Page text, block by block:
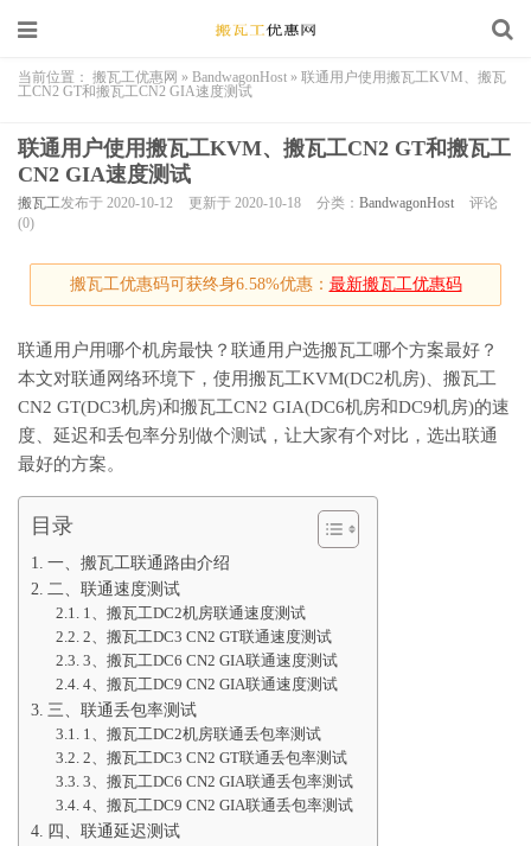
当前位置： 搬瓦工优惠网 » BandwagonHost » 联通用户使用搬瓦工KVM、搬瓦
工CN2 GT和搬瓦工CN2 GIA速度测试
联通用户使用搬瓦工KVM、搬瓦工CN2 GT和搬瓦工
CN2 GIA速度测试
搬瓦工发布于 2020-10-12 更新于 2020-10-18 分类： BandwagonHost
评论
(0)
搬瓦工优惠码可获终身6.58%优惠： 最新搬瓦工优惠码
联通用户用哪个机房最快？联通用户选搬瓦工哪个方案最好？
本文对联通网络环境下，使用搬瓦工KVM(DC2机房)、搬瓦工
CN2 GT(DC3机房)和搬瓦工CN2 GIA(DC6机房和DC9机房)的速
度、延迟和丢包率分别做个测试，让大家有个对比，选出联通
最好的方案。
目录
一、搬瓦工联通路由介绍
二、联通速度测试
1、搬瓦工DC2机房联通速度测试
2、搬瓦工DC3 CN2 GT联通速度测试
3、搬瓦工DC6 CN2 GIA联通速度测试
4、搬瓦工DC9 CN2 GIA联通速度测试
三、联通丢包率测试
1、搬瓦工DC2机房联通丢包率测试
2、搬瓦工DC3 CN2 GT联通丢包率测试
3、搬瓦工DC6 CN2 GIA联通丢包率测试
4、搬瓦工DC9 CN2 GIA联通丢包率测试
四、联通延迟测试